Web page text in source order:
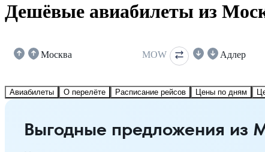
Дешёвые авиабилеты из
Москва MOW Адлер
Авиабилеты О перелёте Расписание рейсов Цены по дням
Выгодные предложения из